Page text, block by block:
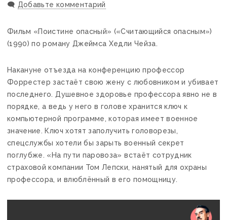
🗨️ Добавьте комментарий
Фильм «Поистине опасный» («Считающийся опасным»)
(1990) по роману Джеймса Хедли Чейза.
Накануне отъезда на конференцию профессор
Форрестер застаёт свою жену с любовником и убивает
последнего. Душевное здоровье профессора явно не в
порядке, а ведь у него в голове хранится ключ к
компьютерной программе, которая имеет военное
значение. Ключ хотят заполучить головорезы,
спецслужбы хотели бы зарыть военный секрет
поглубже. «На пути паровоза» встаёт сотрудник
страховой компании Том Лепски, нанятый для охраны
профессора, и влюблённый в его помощницу.